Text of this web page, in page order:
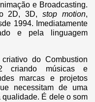
e Broadcasting.
2D, 3D,stop motion,
1994. Imediatamente
e pela linguagem
do Combustion
criando músicas e
marcas e projetos
necessitam de uma
É dele o som